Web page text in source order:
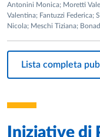
Antonini Monica; Moretti
Valentina; Fantuzzi Federica;
Nicola; Meschi Tiziana;
Lista completa
Iniziative di